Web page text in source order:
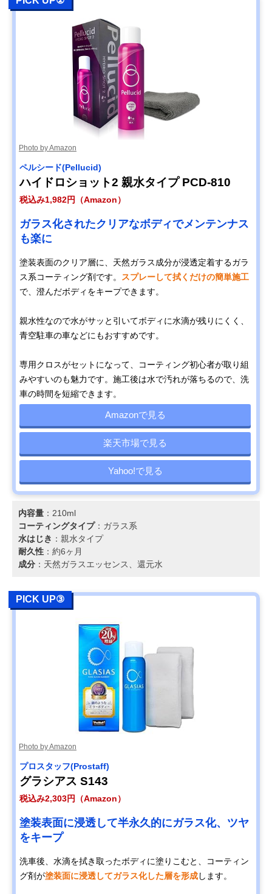
Photo by Amazon
ペルシード(Pellucid)
ハイドロショット2 親水タイプ PCD-810
税込み1,982円（Amazon）
ガラス化されたクリアなボディでメンテンナス
も楽に
塗装表面のクリア層に、天然ガラス成分が浸透定着するガラ
ス系コーティング剤です。
スプレーして拭くだけの簡単施工
で、澄んだボディをキープできます。
親水性なので水がサッと引いてボディに水滴が残りにくく、
青空駐車の車などにもおすすめです。
専用クロスがセットになって、コーティング初心者が取り組
みやすいのも魅力です。施工後は水で汚れが落ちるので、洗
車の時間を短縮できます。
Amazonで見る
楽天市場で見る
Yahoo!で見る
内容量 ：210ml
コーティングタイプ：ガラス系
水はじき ：親水タイプ
耐久性 ：約6ヶ月
成分 ：天然ガラスエッセンス、還元水
PICK UP③
Photo by Amazon
‎プロスタッフ(Prostaff)
‎グラシアス S143
税込み2,303円（Amazon）
塗装表面に浸透して半永久的にガラス化、ツヤ
をキープ
洗車後、水滴を拭き取ったボディに塗りこむと、コーティン
グ剤が塗装面に浸透してガラス化した層を形成します。